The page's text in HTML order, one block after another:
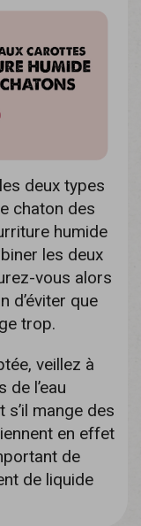
deux types
chaton des
humide
les deux
vous alors
d’éviter que
trop.
veillez à
l’eau
mange des
en effet
de
de liquide